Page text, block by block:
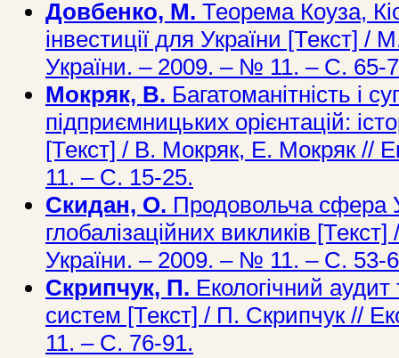
Довбенко, М. Теорема Коуза,
інвестиції для України [Текст] /
України. – 2009. – № 11. – С. 65-
Мокряк, В. Багатоманітність і
підприємницьких орієнтацій:
[Текст] / В. Мокряк, Е. Мокряк //
11. – С. 15-25.
Скидан, О. Продовольча сфера
глобалізаційних викликів
України. – 2009. – № 11. – С. 53-
Скрипчук, П. Екологічний
систем [Текст] / П. Скрипчук //
11. – С. 76-91.